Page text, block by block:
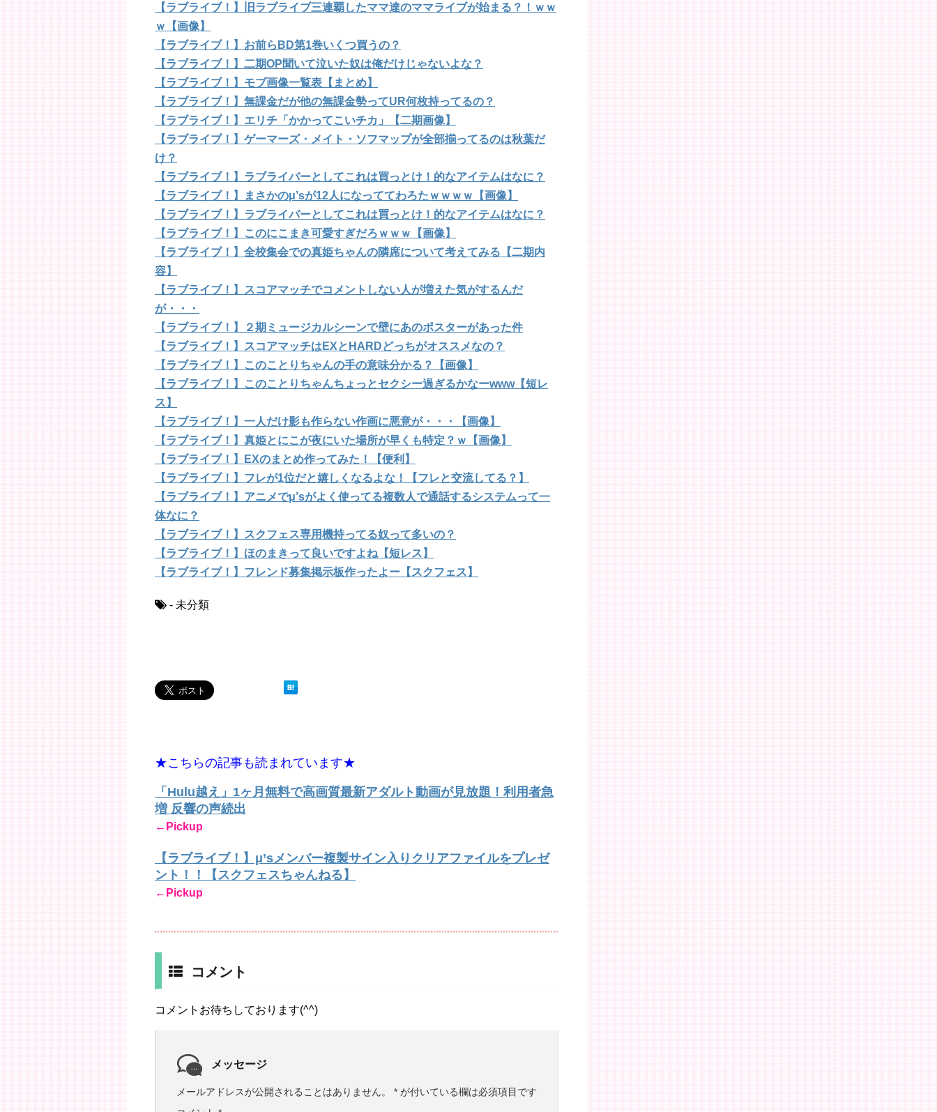
【ラブライブ！】旧ラブライブ三連覇したママ達のママライブが始まる？！ｗｗ
ｗ【画像】
【ラブライブ！】お前らBD第1巻いくつ買うの？
【ラブライブ！】二期OP聞いて泣いた奴は俺だけじゃないよな？
【ラブライブ！】モブ画像一覧表【まとめ】
【ラブライブ！】無課金だが他の無課金勢ってUR何枚持ってるの？
【ラブライブ！】エリチ「かかってこいチカ」【二期画像】
【ラブライブ！】ゲーマーズ・メイト・ソフマップが全部揃ってるのは秋葉だ
け？
【ラブライブ！】ラブライバーとしてこれは買っとけ！的なアイテムはなに？
【ラブライブ！】まさかのμ’sが12人になっててわろたｗｗｗｗ【画像】
【ラブライブ！】ラブライバーとしてこれは買っとけ！的なアイテムはなに？
【ラブライブ！】このにこまき可愛すぎだろｗｗｗ【画像】
【ラブライブ！】全校集会での真姫ちゃんの隣席について考えてみる【二期内
容】
【ラブライブ！】スコアマッチでコメントしない人が増えた気がするんだ
が・・・
【ラブライブ！】２期ミュージカルシーンで壁にあのポスターがあった件
【ラブライブ！】スコアマッチはEXとHARDどっちがオススメなの？
【ラブライブ！】このことりちゃんの手の意味分かる？【画像】
【ラブライブ！】このことりちゃんちょっとセクシー過ぎるかなーwww【短レ
ス】
【ラブライブ！】一人だけ影も作らない作画に悪意が・・・【画像】
【ラブライブ！】真姫とにこが夜にいた場所が早くも特定？ｗ【画像】
【ラブライブ！】EXのまとめ作ってみた！【便利】
【ラブライブ！】フレが1位だと嬉しくなるよな！【フレと交流してる？】
【ラブライブ！】アニメでμ’sがよく使ってる複数人で通話するシステムって一
体なに？
【ラブライブ！】スクフェス専用機持ってる奴って多いの？
【ラブライブ！】ほのまきって良いですよね【短レス】
【ラブライブ！】フレンド募集掲示板作ったよー【スクフェス】
- 未分類
★こちらの記事も読まれています★
「Hulu越え」1ヶ月無料で高画質最新アダルト動画が見放題！利用者急
増 反響の声続出
←Pickup
【ラブライブ！】μ’sメンバー複製サイン入りクリアファイルをプレゼ
ント！！【スクフェスちゃんねる】
←Pickup
コメント
コメントお待ちしております(^^)
メッセージ
メールアドレスが公開されることはありません。 * が付いている欄は必須項目です